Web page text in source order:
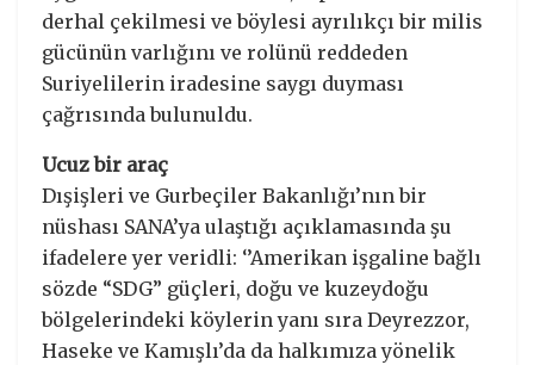
derhal çekilmesi ve böylesi ayrılıkçı bir milis
gücünün varlığını ve rolünü reddeden
Suriyelilerin iradesine saygı duyması
çağrısında bulunuldu.
Ucuz bir araç
Dışişleri ve Gurbeçiler Bakanlığı’nın bir
nüshası SANA’ya ulaştığı açıklamasında şu
ifadelere yer veridli: ‘’Amerikan işgaline bağlı
sözde “SDG” güçleri, doğu ve kuzeydoğu
bölgelerindeki köylerin yanı sıra Deyrezzor,
Haseke ve Kamışlı’da da halkımıza yönelik